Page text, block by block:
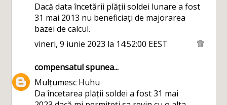
Dacă data încetării plății soldei lunare a fost
31 mai 2013 nu beneficiați de majorarea
bazei de calcul.
vineri, 9 iunie 2023 la 14:52:00 EEST
compensatulspunea...
Mulțumesc Huhu
Da încetarea plății soldei a fost 31 mai